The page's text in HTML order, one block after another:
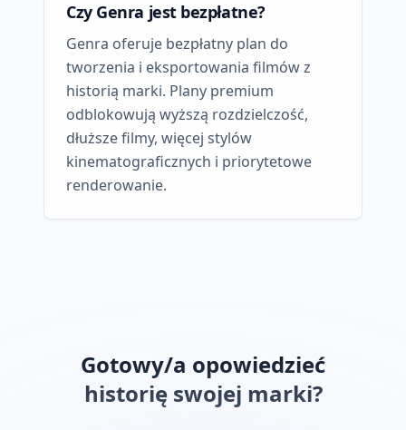
Czy Genra jest bezpłatne?
Genra oferuje bezpłatny plan do
tworzenia i eksportowania filmów z
historią marki. Plany premium
odblokowują wyższą rozdzielczość,
dłuższe filmy, więcej stylów
kinematograficznych i priorytetowe
renderowanie.
Gotowy/a opowiedzieć
historię swojej marki?